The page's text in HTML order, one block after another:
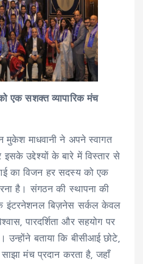
एक सशक्त व्यापारिक मंच
माधवानी ने अपने स्वागत
उद्देश्यों के बारे में विस्तार से
का विजन हर सदस्य को एक
है। संगठन की स्थापना की
इंटरनेशनल बिज़नेस सर्कल केवल
पारदर्शिता और सहयोग पर
उन्होंने बताया कि बीसीआई छोटे,
मंच प्रदान करता है, जहाँ